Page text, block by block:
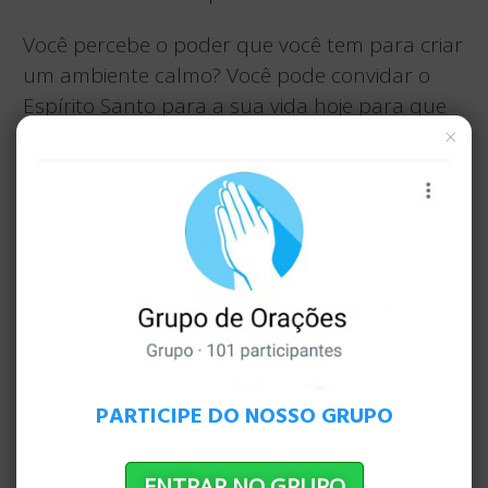
Você percebe o poder que você tem para criar
um ambiente calmo? Você pode convidar o
Espírito Santo para a sua vida hoje para que
circunstâncias não são. Você pode
demonstrar amor para com sua família
falando uma linguagem de amor, como
palavras de afirmação, presentes, tempo, atos
de serviço ou toque físico, mesmo que não se
barulhento, duro e ímpio. Sua casa pode ser
refúgio é um lugar de recurso e segurança,
×
PARTICIPE DO NOSSO GRUPO